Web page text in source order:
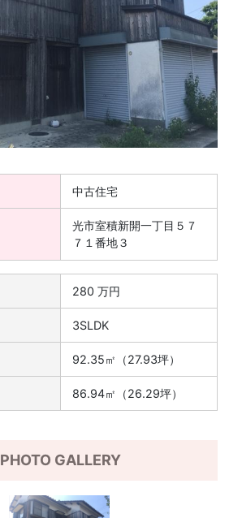
中古住宅
光市室積新開一丁目５７
７１番地３
280 万円
3SLDK
92.35㎡（27.93坪）
86.94㎡（26.29坪）
PHOTO GALLERY